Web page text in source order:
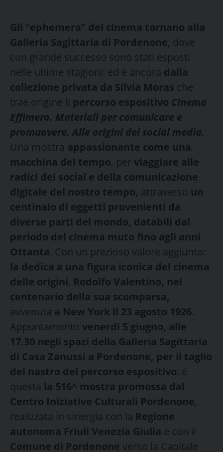
Gli “ephemera” del cinema tornano alla
Galleria Sagittaria di Pordenone, dove
con grande successo sono stati esposti
nelle ultime stagioni: ed è ancora dalla
collezione privata da Silvia Moras che
trae origine il percorso espositivo Cinema
Effimero. Materiali per comunicare e
promuovere. Alle origini dei social media.
Una mostra appassionante come una
macchina del tempo, per viaggiare alle
radici dei social e della comunicazione
digitale del nostro tempo, attraverso un
centinaio di oggetti provenienti da
diverse parti del mondo, databili dal
periodo del cinema muto fino agli anni
Ottanta. Con un prezioso valore aggiunto:
la dedica a una figura iconica del cinema
delle origini, Rodolfo Valentino, nel
centenario della sua scomparsa,
avvenuta a New York il 23 agosto 1926.
Appuntamento venerdì 5 giugno, alle
17.30 negli spazi della Galleria Sagittaria
di Casa Zanussi a Pordenone, per il taglio
del nastro del percorso espositivo: è
questa la 516^ mostra promossa dal
Centro Iniziative Culturali Pordenone,
realizzata in sinergia con la Regione
autonoma Friuli Venezia Giulia e con il
Comune di Pordenone verso la Capitale